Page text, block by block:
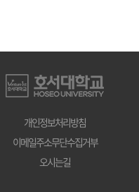
개인정보처리방침
이메일주소무단수집거부
오시는길